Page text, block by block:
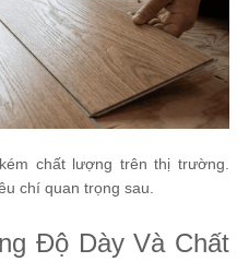
chất lượng trên thị trường.
chí quan trọng sau.
Độ Dày Và Chất